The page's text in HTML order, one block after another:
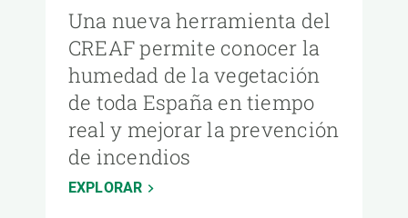
Una nueva herramienta del
CREAF permite conocer la
humedad de la vegetación
de toda España en tiempo
real y mejorar la prevención
de incendios
EXPLORAR